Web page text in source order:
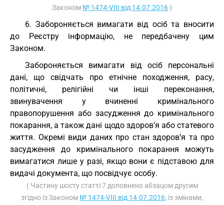
Законом № 1474-VIII від 14.07.2016)
6. Забороняється вимагати від осіб та вносити
до Реєстру інформацію, не передбачену цим
Законом.
Забороняється вимагати від осіб персональні
дані, що свідчать про етнічне походження, расу,
політичні, релігійні чи інші переконання,
звинувачення у вчиненні кримінального
правопорушення або засудження до кримінального
покарання, а також дані щодо здоров’я або статевого
життя. Окремі види даних про стан здоров’я та про
засудження до кримінального покарання можуть
вимагатися лише у разі, якщо вони є підставою для
видачі документа, що посвідчує особу.
( Частину шосту статті 7 доповнено абзацом другим
згідно із Законом № 1474-VIII від 14.07.2016; із змінами,